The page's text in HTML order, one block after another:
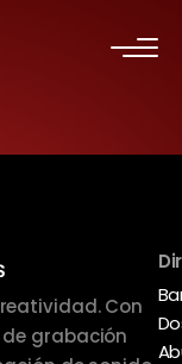
c
Con
de grabación